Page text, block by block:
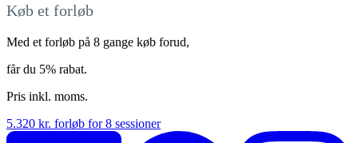
Køb et forløb
Med et forløb på 8 gange køb forud,
får du 5% rabat.
Pris inkl. moms.
5.320 kr. forløb for 8 sessioner